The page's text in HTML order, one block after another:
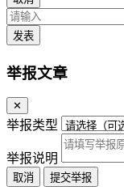
发表
举报文章
✕
举报类型
举报说明
取消 提交举报